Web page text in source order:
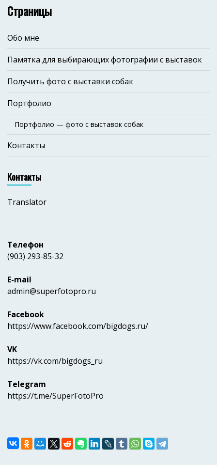
Страницы
Обо мне
Памятка для выбирающих фотографии с выставок
Получить фото с выставки собак
Портфолио
Портфолио — фото с выставок собак
Контакты
Контакты
Translator
Телефон
(903) 293-85-32
E-mail
admin@superfotopro.ru
Facebook
https://www.facebook.com/bigdogs.ru/
VK
https://vk.com/bigdogs_ru
Telegram
https://t.me/SuperFotoPro